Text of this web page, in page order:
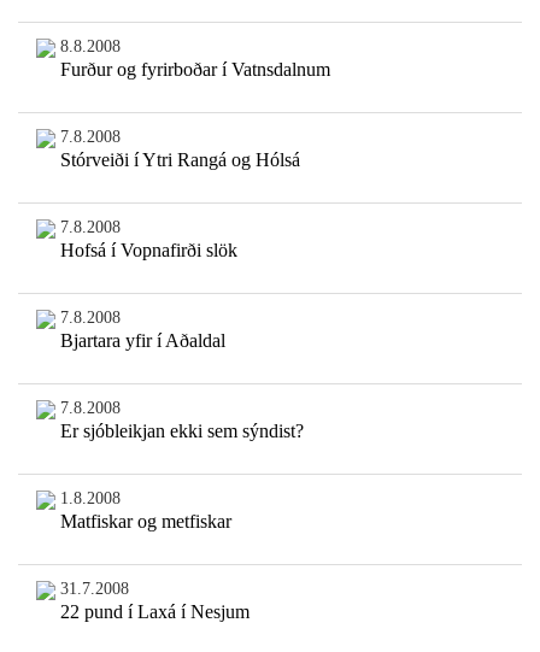
8.8.2008
Furður og fyrirboðar í Vatnsdalnum
7.8.2008
Stórveiði í Ytri Rangá og Hólsá
7.8.2008
Hofsá í Vopnafirði slök
7.8.2008
Bjartara yfir í Aðaldal
7.8.2008
Er sjóbleikjan ekki sem sýndist?
1.8.2008
Matfiskar og metfiskar
31.7.2008
22 pund í Laxá í Nesjum